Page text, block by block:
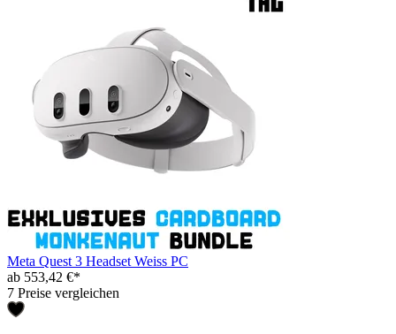
Meta Quest 3 Headset Weiss PC
ab 553,42 €*
7 Preise vergleichen